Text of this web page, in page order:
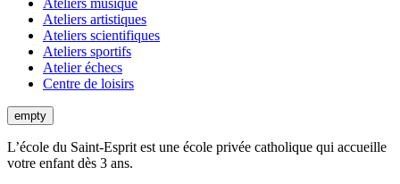
Ateliers artistiques
Ateliers scientifiques
Ateliers sportifs
Atelier échecs
Centre de loisirs
empty
L’école du Saint-Esprit est une école privée catholique qui accueille
votre enfant dès 3 ans.